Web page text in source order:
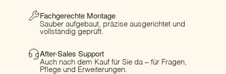
Fachgerechte Montage
Sauber aufgebaut, präzise ausgerichtet und
vollständig geprüft.
After-Sales Support
Auch nach dem Kauf für Sie da – für Fragen,
Pflege und Erweiterungen.